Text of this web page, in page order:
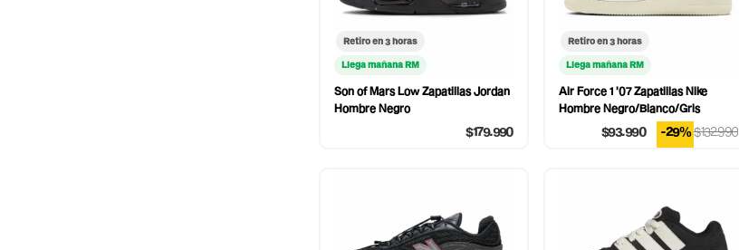
Retiro en 3 horas
Llega mañana RM
Son of Mars Low Zapatillas Jordan
Hombre Negro
$179.990
Retiro en 3 horas
Llega mañana RM
Air Force 1 '07 Zapatillas Nike
Hombre Negro/Blanco/Gris
$132.990
$93.990 -29%